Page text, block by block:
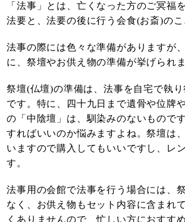
「法事」とは、亡くなった方のご冥福
法要と、法要の後に行う会食(お斎)のこ
法事の際には色々な準備がありますが
に、祭壇やお供え物の準備が挙げられま
祭壇(仏壇)の準備は、法事を自宅で執
です。特に、四十九日まで遺骨や位牌
の「中陰壇」は、馴染みのないもので
すればいいのか悩みますよね。祭壇は
いますので購入してもいいですし、レ
す。
法事用の会館で法事を行う場合には、
なく、お供え物もセット内容に含まれ
くありませんので、忙しい方におすすめ